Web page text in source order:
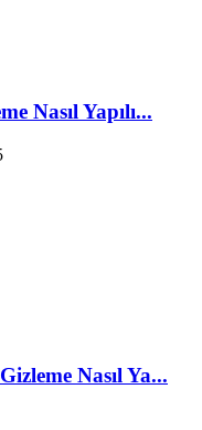
Nasıl Yapılı...
Nasıl Ya...